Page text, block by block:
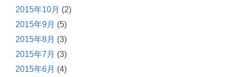
2015年10月 (2)
2015年9月 (5)
2015年8月 (3)
2015年7月 (3)
2015年6月 (4)